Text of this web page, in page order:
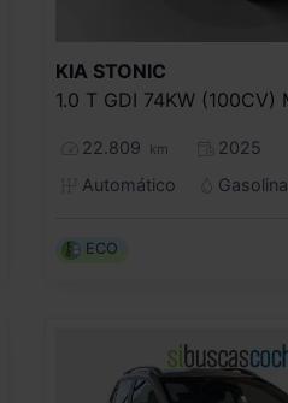
KIA STONIC
22.809 km
2025
Automático
Gasolina
ECO